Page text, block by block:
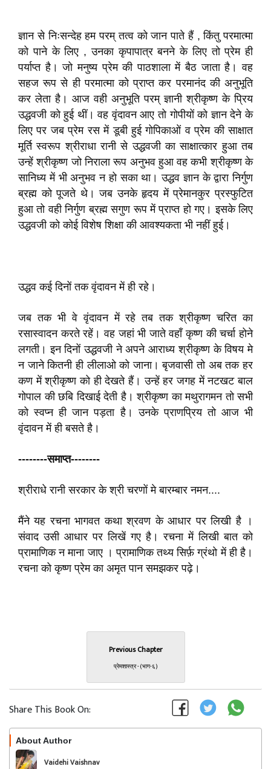
ज्ञान से निःसन्देह हम परम् तत्व को जान पाते हैं , किंतु परमात्मा
को पाने के लिए , उनका कृपापात्र बनने के लिए तो प्रेम ही
पर्याप्त है। जो मनुष्य प्रेम की पाठशाला में बैठ जाता है। वह
सहज रूप से ही परमात्मा को प्राप्त कर परमानंद की अनुभूति
कर लेता है। आज वही अनुभूति परम् ज्ञानी श्रीकृष्ण के प्रिय
उद्धवजी को हुई थीं। वह वृंदावन आए तो गोपीयों को ज्ञान देने के
लिए पर जब प्रेम रस में डूबी हुई गोपिकाओं व प्रेम की साक्षात
मूर्ति स्वरूप श्रीराधा रानी से उद्धवजी का साक्षात्कार हुआ तब
उन्हें श्रीकृष्ण जो निराला रूप अनुभव हुआ वह कभी श्रीकृष्ण के
सानिध्य में भी अनुभव न हो सका था। उद्धव ज्ञान के द्वारा निर्गुण
ब्रह्म को पूजते थे। जब उनके हृदय में प्रेमानकुर प्रस्फुटित
हुआ तो वही निर्गुण ब्रह्म सगुण रूप में प्राप्त हो गए। इसके लिए
उद्धवजी को कोई विशेष शिक्षा की आवश्यकता भी नहीं हुई।
उद्धव कई दिनों तक वृंदावन में ही रहे।
जब तक भी वे वृंदावन में रहे तब तक श्रीकृष्ण चरित का
रसास्वादन करते रहें। वह जहां भी जाते वहाँ कृष्ण की चर्चा होने
लगती। इन दिनों उद्धवजी ने अपने आराध्य श्रीकृष्ण के विषय मे
न जाने कितनी ही लीलाओ को जाना। बृजवासी तो अब तक हर
कण में श्रीकृष्ण को ही देखते हैं। उन्हें हर जगह में नटखट बाल
गोपाल की छबि दिखाई देती है। श्रीकृष्ण का मथुरागमन तो सभी
को स्वप्न ही जान पड़ता है। उनके प्राणप्रिय तो आज भी
वृंदावन में ही बसते है।
--------समाप्त--------
श्रीराधे रानी सरकार के श्री चरणों मे बारम्बार नमन....
मैंने यह रचना भागवत कथा श्रवण के आधार पर लिखी है ।
संवाद उसी आधार पर लिखें गए है। रचना में लिखी बात को
प्रामाणिक न माना जाए । प्रामाणिक तथ्य सिर्फ़ ग्रंथो में ही है।
रचना को कृष्ण प्रेम का अमृत पान समझकर पढ़े।
Previous Chapter
प्रेमशास्त्र - (भाग-६)
Share This Book On:
About Author
Vaidehi Vaishnav